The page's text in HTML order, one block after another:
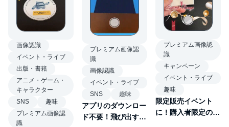
画像認識
イベント・ライブ
出版・書籍
アニメ・ゲーム・
キャラクター
SNS
趣味
プレミアム画像認
識
プレミアム画像認
識
画像認識
イベント・ライブ
SNS
趣味
アプリのダウンロー
ド不要！飛び出す
プレミアム画像認
識
キャンペーン
イベント・ライブ
趣味
限定販売イベント
に！購入者限定の記